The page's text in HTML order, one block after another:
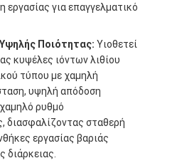
εργασίας για επαγγελματικό
Ποιότητας: Υιοθετεί
κυψέλες ιόντων λιθίου
τύπου με χαμηλή
υψηλή απόδοση
ρυθμό
διασφαλίζοντας σταθερή
εργασίας βαριάς
διάρκειας.